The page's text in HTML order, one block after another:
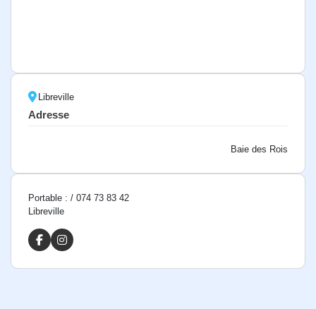
Libreville
Adresse
Baie des Rois
Portable : / 074 73 83 42
Libreville